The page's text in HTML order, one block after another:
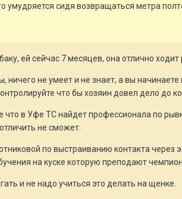
умудряется сидя возвращаться метра
ей сейчас 7 месяцев, она отлично
ничего не умеет и не знает, а вы
что бы хозяин довел дело до
что в Уфе ТС найдет профессионала по
не сможет.
по выстраиванию контакта
на куске которую преподают
и не надо учиться это делать на щенке.